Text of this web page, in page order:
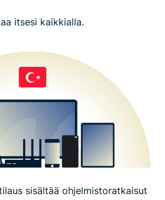
itsesi kaikkialla.
sisältää ohjelmistoratkaisut